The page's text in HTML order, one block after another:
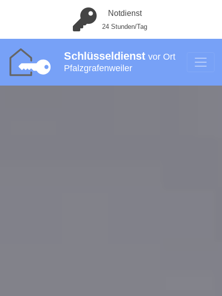
Notdienst
24 Stunden/Tag
Schlüsseldienst vor Ort
Pfalzgrafenweiler